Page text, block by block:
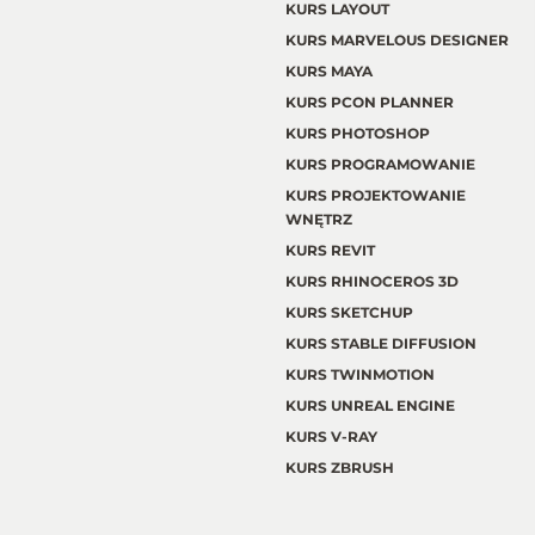
KURS LAYOUT
KURS MARVELOUS DESIGNER
KURS MAYA
KURS PCON PLANNER
KURS PHOTOSHOP
KURS PROGRAMOWANIE
KURS PROJEKTOWANIE
WNĘTRZ
KURS REVIT
KURS RHINOCEROS 3D
KURS SKETCHUP
KURS STABLE DIFFUSION
KURS TWINMOTION
KURS UNREAL ENGINE
KURS V-RAY
KURS ZBRUSH